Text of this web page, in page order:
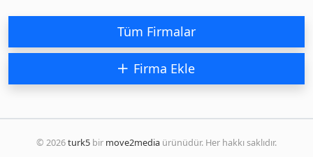
Tüm Firmalar
Firma Ekle
© 2026turk5 bir move2media ürünüdür. Her hakkı saklıdır.